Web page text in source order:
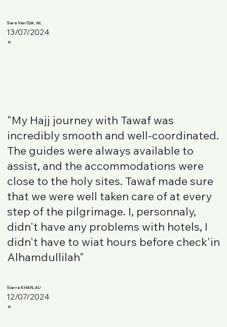
Sara Van Djik, NL
13/07/2024
"
"My Hajj journey with Tawaf was
incredibly smooth and well-coordinated.
The guides were always available to
assist, and the accommodations were
close to the holy sites. Tawaf made sure
that we were well taken care of at every
step of the pilgrimage. I, personnaly,
didn't have any problems with hotels, I
didn't have to wiat hours before check'in
Alhamdullilah"
Siarra KHAN,AU
12/07/2024
"